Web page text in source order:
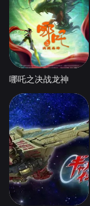
哪吒之决战龙神